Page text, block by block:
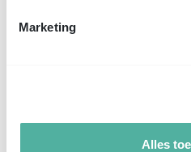
Marketing
Alles